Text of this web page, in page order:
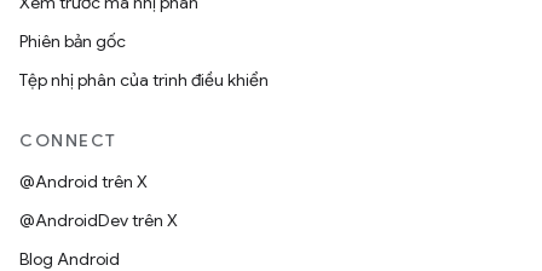
Phiên bản gốc
Tệp nhị phân của trình điều khiển
CONNECT
@Android trên X
@AndroidDev trên X
Blog Android